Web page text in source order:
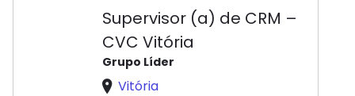
Supervisor (a) de CRM –
CVC Vitória
Grupo Líder
Vitória